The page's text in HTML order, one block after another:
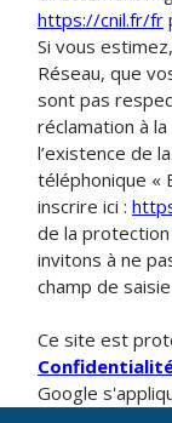
https://cnil.fr/fr
Si vous
Réseau, que
sont pas
réclamation à
l’existence de
téléphonique «
inscrire ici :
de la
invitons à ne
champ de
Ce site est
Google